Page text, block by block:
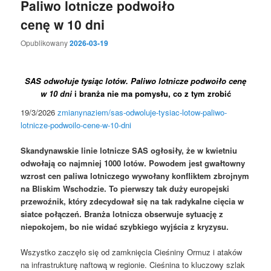
Paliwo lotnicze podwoiło
cenę w 10 dni
Opublikowany2026-03-19
SAS odwołuje tysiąc lotów. Paliwo lotnicze podwoiło cenę
w 10 dnii branża nie ma pomysłu, co z tym zrobić
19/3/2026zmianynaziem/sas-odwoluje-tysiac-lotow-paliwo-
lotnicze-podwoilo-cene-w-10-dni
Skandynawskie linie lotnicze SAS ogłosiły, że w kwietniu
odwołają co najmniej 1000 lotów. Powodem jest gwałtowny
wzrost cen paliwa lotniczego wywołany konfliktem zbrojnym
na Bliskim Wschodzie. To pierwszy tak duży europejski
przewoźnik, który zdecydował się na tak radykalne cięcia w
siatce połączeń. Branża lotnicza obserwuje sytuację z
niepokojem, bo nie widać szybkiego wyjścia z kryzysu.
Wszystko zaczęło się od zamknięcia Cieśniny Ormuz i ataków
na infrastrukturę naftową w regionie. Cieśnina to kluczowy szlak